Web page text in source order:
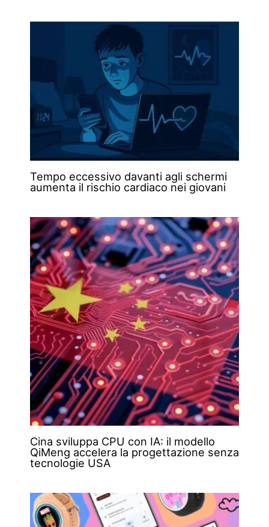
Tempo eccessivo davanti agli schermi
aumenta il rischio cardiaco nei giovani
Cina sviluppa CPU con IA: il modello
QiMeng accelera la progettazione senza
tecnologie USA